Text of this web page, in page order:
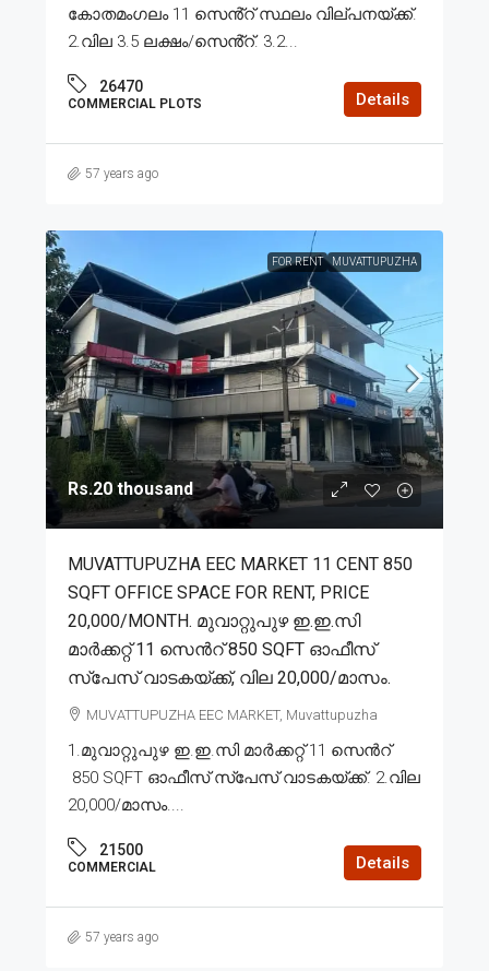
കോതമംഗലം 11 സെൻ്റ് സ്ഥലം വില്പനയ്ക്ക്.
2.വില 3.5 ലക്ഷം/സെൻ്റ്. 3.2...
26470
COMMERCIAL PLOTS Details
57 years ago
FOR RENT MUVATTUPUZHA
Rs.20 thousand
MUVATTUPUZHA EEC MARKET 11 CENT 850
SQFT OFFICE SPACE FOR RENT, PRICE
20,000/MONTH. മുവാറ്റുപുഴ ഇ.ഇ.സി
മാർക്കറ്റ് 11 സെൻറ് 850 SQFT ഓഫീസ്
സ്പേസ് വാടകയ്ക്ക്, വില 20,000/മാസം.
MUVATTUPUZHA EEC MARKET, Muvattupuzha
1.മുവാറ്റുപുഴ ഇ.ഇ.സി മാർക്കറ്റ് 11 സെൻറ്
850 SQFT ഓഫീസ് സ്പേസ് വാടകയ്ക്ക്. 2.വില
20,000/മാസം....
21500
COMMERCIAL Details
57 years ago